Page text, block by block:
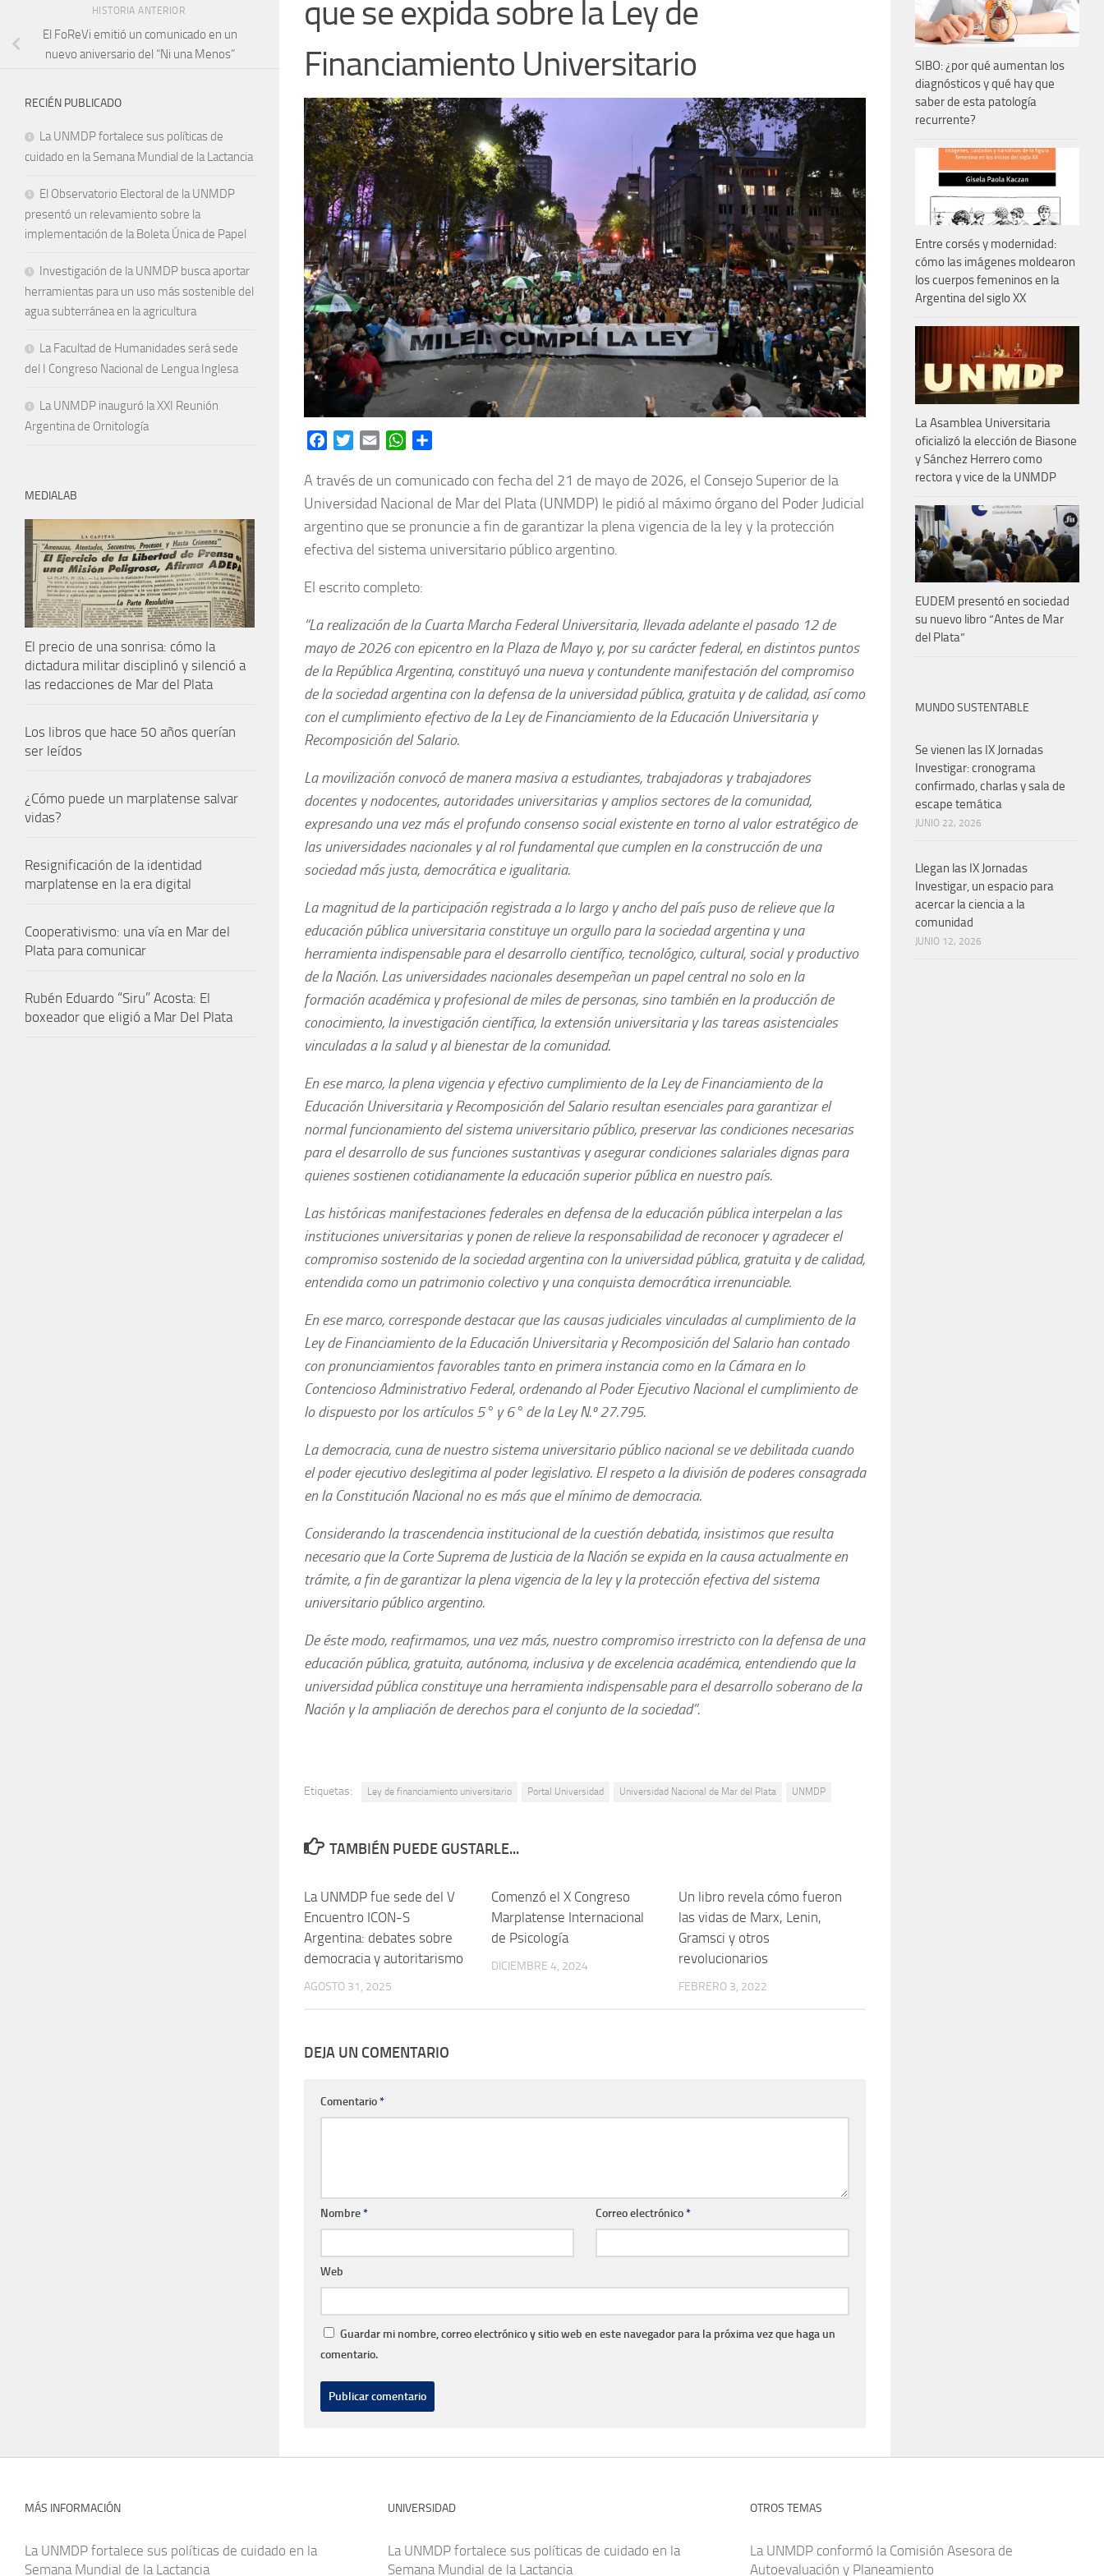
que se expida sobre la Ley de
Financiamiento Universitario
FacebookTwitterEmail WhatsApp
A través de un comunicado con fecha del 21 de mayo de 2026, el Consejo Superior de la
Universidad Nacional de Mar del Plata (UNMDP) le pidió al máximo órgano del Poder Judicial
argentino que se pronuncie a fin de garantizar la plena vigencia de la ley y la protección
efectiva del sistema universitario público argentino.
El escrito completo:
“La realización de la Cuarta Marcha Federal Universitaria, llevada adelante el pasado 12 de
mayo de 2026 con epicentro en la Plaza de Mayo y, por su carácter federal, en distintos puntos
de la República Argentina, constituyó una nueva y contundente manifestación del compromiso
de la sociedad argentina con la defensa de la universidad pública, gratuita y de calidad, así como
con el cumplimiento efectivo de la Ley de Financiamiento de la Educación Universitaria y
Recomposición del Salario.
La movilización convocó de manera masiva a estudiantes, trabajadoras y trabajadores
docentes y nodocentes, autoridades universitarias y amplios sectores de la comunidad,
expresando una vez más el profundo consenso social existente en torno al valor estratégico de
las universidades nacionales y al rol fundamental que cumplen en la construcción de una
sociedad más justa, democrática e igualitaria.
La magnitud de la participación registrada a lo largo y ancho del país puso de relieve que la
educación pública universitaria constituye un orgullo para la sociedad argentina y una
herramienta indispensable para el desarrollo científico, tecnológico, cultural, social y productivo
de la Nación. Las universidades nacionales desempeñan un papel central no solo en la
formación académica y profesional de miles de personas, sino también en la producción de
conocimiento, la investigación científica, la extensión universitaria y las tareas asistenciales
vinculadas a la salud y al bienestar de la comunidad.
En ese marco, la plena vigencia y efectivo cumplimiento de la Ley de Financiamiento de la
Educación Universitaria y Recomposición del Salario resultan esenciales para garantizar el
normal funcionamiento del sistema universitario público, preservar las condiciones necesarias
para el desarrollo de sus funciones sustantivas y asegurar condiciones salariales dignas para
quienes sostienen cotidianamente la educación superior pública en nuestro país.
Las históricas manifestaciones federales en defensa de la educación pública interpelan a las
instituciones universitarias y ponen de relieve la responsabilidad de reconocer y agradecer el
compromiso sostenido de la sociedad argentina con la universidad pública, gratuita y de calidad,
entendida como un patrimonio colectivo y una conquista democrática irrenunciable.
En ese marco, corresponde destacar que las causas judiciales vinculadas al cumplimiento de la
Ley de Financiamiento de la Educación Universitaria y Recomposición del Salario han contado
con pronunciamientos favorables tanto en primera instancia como en la Cámara en lo
Contencioso Administrativo Federal, ordenando al Poder Ejecutivo Nacional el cumplimiento de
lo dispuesto por los artículos 5° y 6° de la Ley N.º 27.795.
La democracia, cuna de nuestro sistema universitario público nacional se ve debilitada cuando
el poder ejecutivo deslegitima al poder legislativo. El respeto a la división de poderes consagrada
en la Constitución Nacional no es más que el mínimo de democracia.
Considerando la trascendencia institucional de la cuestión debatida, insistimos que resulta
necesario que la Corte Suprema de Justicia de la Nación se expida en la causa actualmente en
trámite, a fin de garantizar la plena vigencia de la ley y la protección efectiva del sistema
universitario público argentino.
De éste modo, reafirmamos, una vez más, nuestro compromiso irrestricto con la defensa de una
educación pública, gratuita, autónoma, inclusiva y de excelencia académica, entendiendo que la
universidad pública constituye una herramienta indispensable para el desarrollo soberano de la
Nación y la ampliación de derechos para el conjunto de la sociedad”.
Etiquetas: Ley de financiamiento universitario Portal Universidad Universidad Nacional de Mar del Plata UNMDP
TAMBIÉN PUEDE GUSTARLE...
La UNMDP fue sede del V
Encuentro ICON-S
Argentina: debates sobre
democracia y autoritarismo
AGOSTO 31, 2025
Comenzó el X Congreso
Marplatense Internacional
de Psicología
DICIEMBRE 4, 2024
Un libro revela cómo fueron
las vidas de Marx, Lenin,
Gramsci y otros
revolucionarios
FEBRERO 3, 2022
DEJA UN COMENTARIO
Comentario*
Nombre* Correo electrónico*
Web
Guardar mi nombre, correo electrónico y sitio web en este navegador para la próxima vez que haga un
comentario.
HISTORIA ANTERIOR
El FoReVi emitió un comunicado en un
nuevo aniversario del “Ni una Menos”
RECIÉN PUBLICADO
La UNMDP fortalece sus políticas de
cuidado en la Semana Mundial de la Lactancia
El Observatorio Electoral de la UNMDP
presentó un relevamiento sobre la
implementación de la Boleta Única de Papel
Investigación de la UNMDP busca aportar
herramientas para un uso más sostenible del
agua subterránea en la agricultura
La Facultad de Humanidades será sede
del I Congreso Nacional de Lengua Inglesa
La UNMDP inauguró la XXI Reunión
Argentina de Ornitología
MEDIALAB
El precio de una sonrisa: cómo la
dictadura militar disciplinó y silenció a
las redacciones de Mar del Plata
Los libros que hace 50 años querían
ser leídos
¿Cómo puede un marplatense salvar
vidas?
Resignificación de la identidad
marplatense en la era digital
Cooperativismo: una vía en Mar del
Plata para comunicar
Rubén Eduardo “Siru” Acosta: El
boxeador que eligió a Mar Del Plata
SIBO: ¿por qué aumentan los
diagnósticos y qué hay que
saber de esta patología
recurrente?
Entre corsés y modernidad:
cómo las imágenes moldearon
los cuerpos femeninos en la
Argentina del siglo XX
La Asamblea Universitaria
oficializó la elección de Biasone
y Sánchez Herrero como
rectora y vice de la UNMDP
EUDEM presentó en sociedad
su nuevo libro “Antes de Mar
del Plata”
MUNDO SUSTENTABLE
Se vienen las IX Jornadas
Investigar: cronograma
confirmado, charlas y sala de
escape temática
JUNIO 22, 2026
Llegan las IX Jornadas
Investigar, un espacio para
acercar la ciencia a la
comunidad
JUNIO 12, 2026
MÁS INFORMACIÓN
La UNMDP fortalece sus políticas de cuidado en la
Semana Mundial de la Lactancia
UNIVERSIDAD
La UNMDP fortalece sus políticas de cuidado en la
Semana Mundial de la Lactancia
OTROS TEMAS
La UNMDP conformó la Comisión Asesora de
Autoevaluación y Planeamiento